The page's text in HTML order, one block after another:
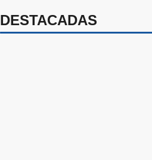
DESTACADAS